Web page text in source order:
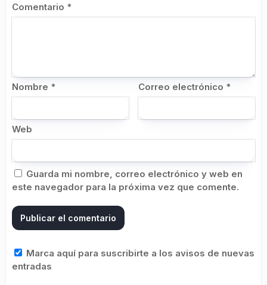
Comentario *
Nombre * Correo electrónico *
Web
Guarda mi nombre, correo electrónico y web en
este navegador para la próxima vez que comente.
Marca aquí para suscribirte a los avisos de nuevas
entradas